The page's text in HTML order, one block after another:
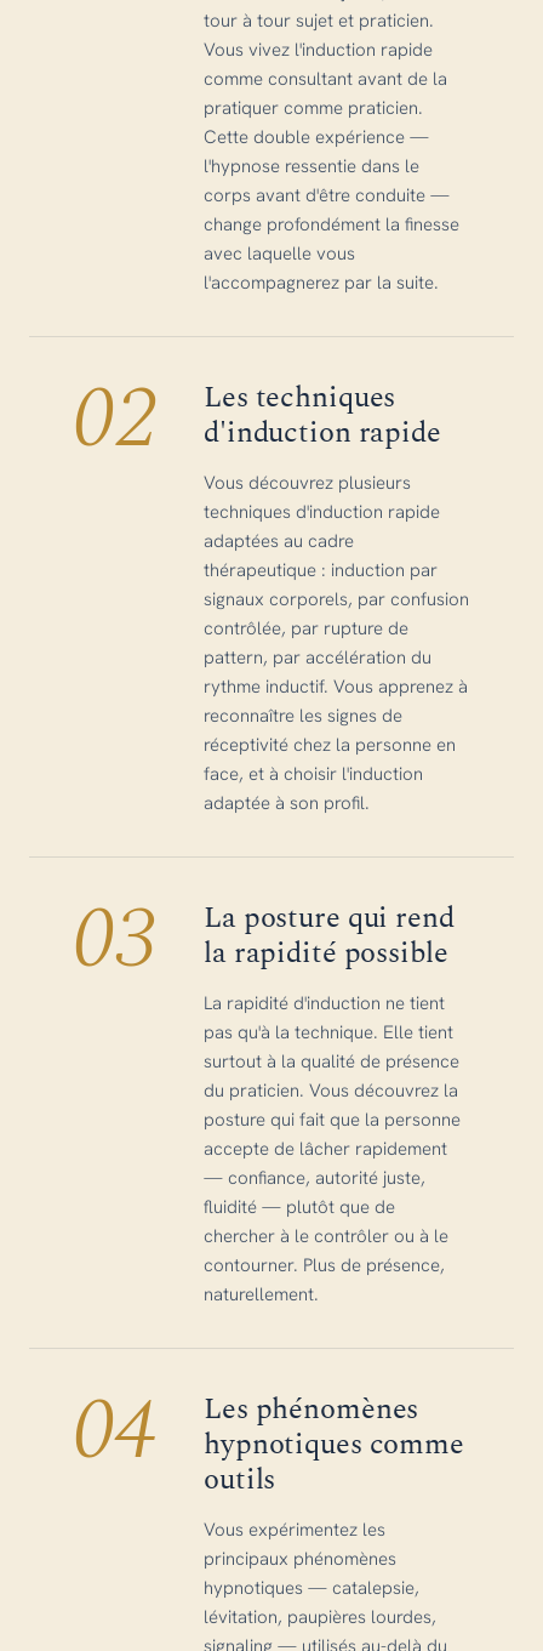
tour à tour sujet et praticien.
Vous vivez l'induction rapide
comme consultant avant de la
pratiquer comme praticien.
Cette double expérience —
l'hypnose ressentie dans le
corps avant d'être conduite —
change profondément la finesse
avec laquelle vous
l'accompagnerez par la suite.
02
Les techniques
d'induction rapide
Vous découvrez plusieurs
techniques d'induction rapide
adaptées au cadre
thérapeutique : induction par
signaux corporels, par confusion
contrôlée, par rupture de
pattern, par accélération du
rythme inductif. Vous apprenez à
reconnaître les signes de
réceptivité chez la personne en
face, et à choisir l'induction
adaptée à son profil.
03
La posture qui rend
la rapidité possible
La rapidité d'induction ne tient
pas qu'à la technique. Elle tient
surtout à la qualité de présence
du praticien. Vous découvrez la
posture qui fait que la personne
accepte de lâcher rapidement
— confiance, autorité juste,
fluidité — plutôt que de
chercher à le contrôler ou à le
contourner. Plus de présence,
naturellement.
04
Les phénomènes
hypnotiques comme
outils
Vous expérimentez les
principaux phénomènes
hypnotiques — catalepsie,
lévitation, paupières lourdes,
signaling — utilisés au-delà du